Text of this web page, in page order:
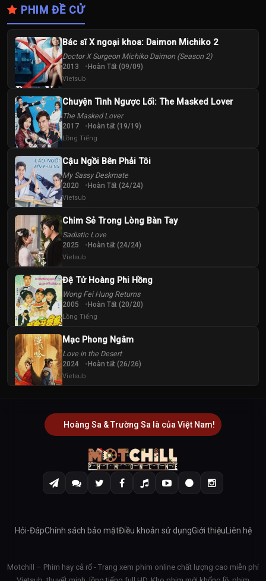
PHIM ĐỀ CỬ
Bác sĩ X ngoại khoa: Daimon Michiko 2
Doctor X Surgeon Michiko Daimon (Season 2)
2013 Hoàn Tất (09/09)
Vietsub
Chuyện Tình Ngược Lối: The Masked Lover
The Masked Lover
2017 Hoàn tất (19/19)
Lồng Tiếng
Cậu Ngồi Bên Phải Tôi
My Sassy Deskmate
2020 Hoàn Tất (24/24)
Vietsub
Chim Sẻ Trong Lòng Bàn Tay
Sadistic Love
2025 Hoàn tất (24/24)
Vietsub
Đệ Tử Hoàng Phi Hồng
Wong Fei Hung Returns
2005 Hoàn Tất (20/20)
Lồng Tiếng
Mạc Phong Ngâm
Love in the Desert
2024 Hoàn tất (26/26)
Vietsub
Hoàng Sa & Trường Sa là của Việt Nam!
Hỏi-ĐápChính sách bảo mậtĐiều khoản sử dụngGiới thiệu Liên hệ
Motchill – Phim hay cả rổ - Trang xem phim online chất lượng cao miễn phí